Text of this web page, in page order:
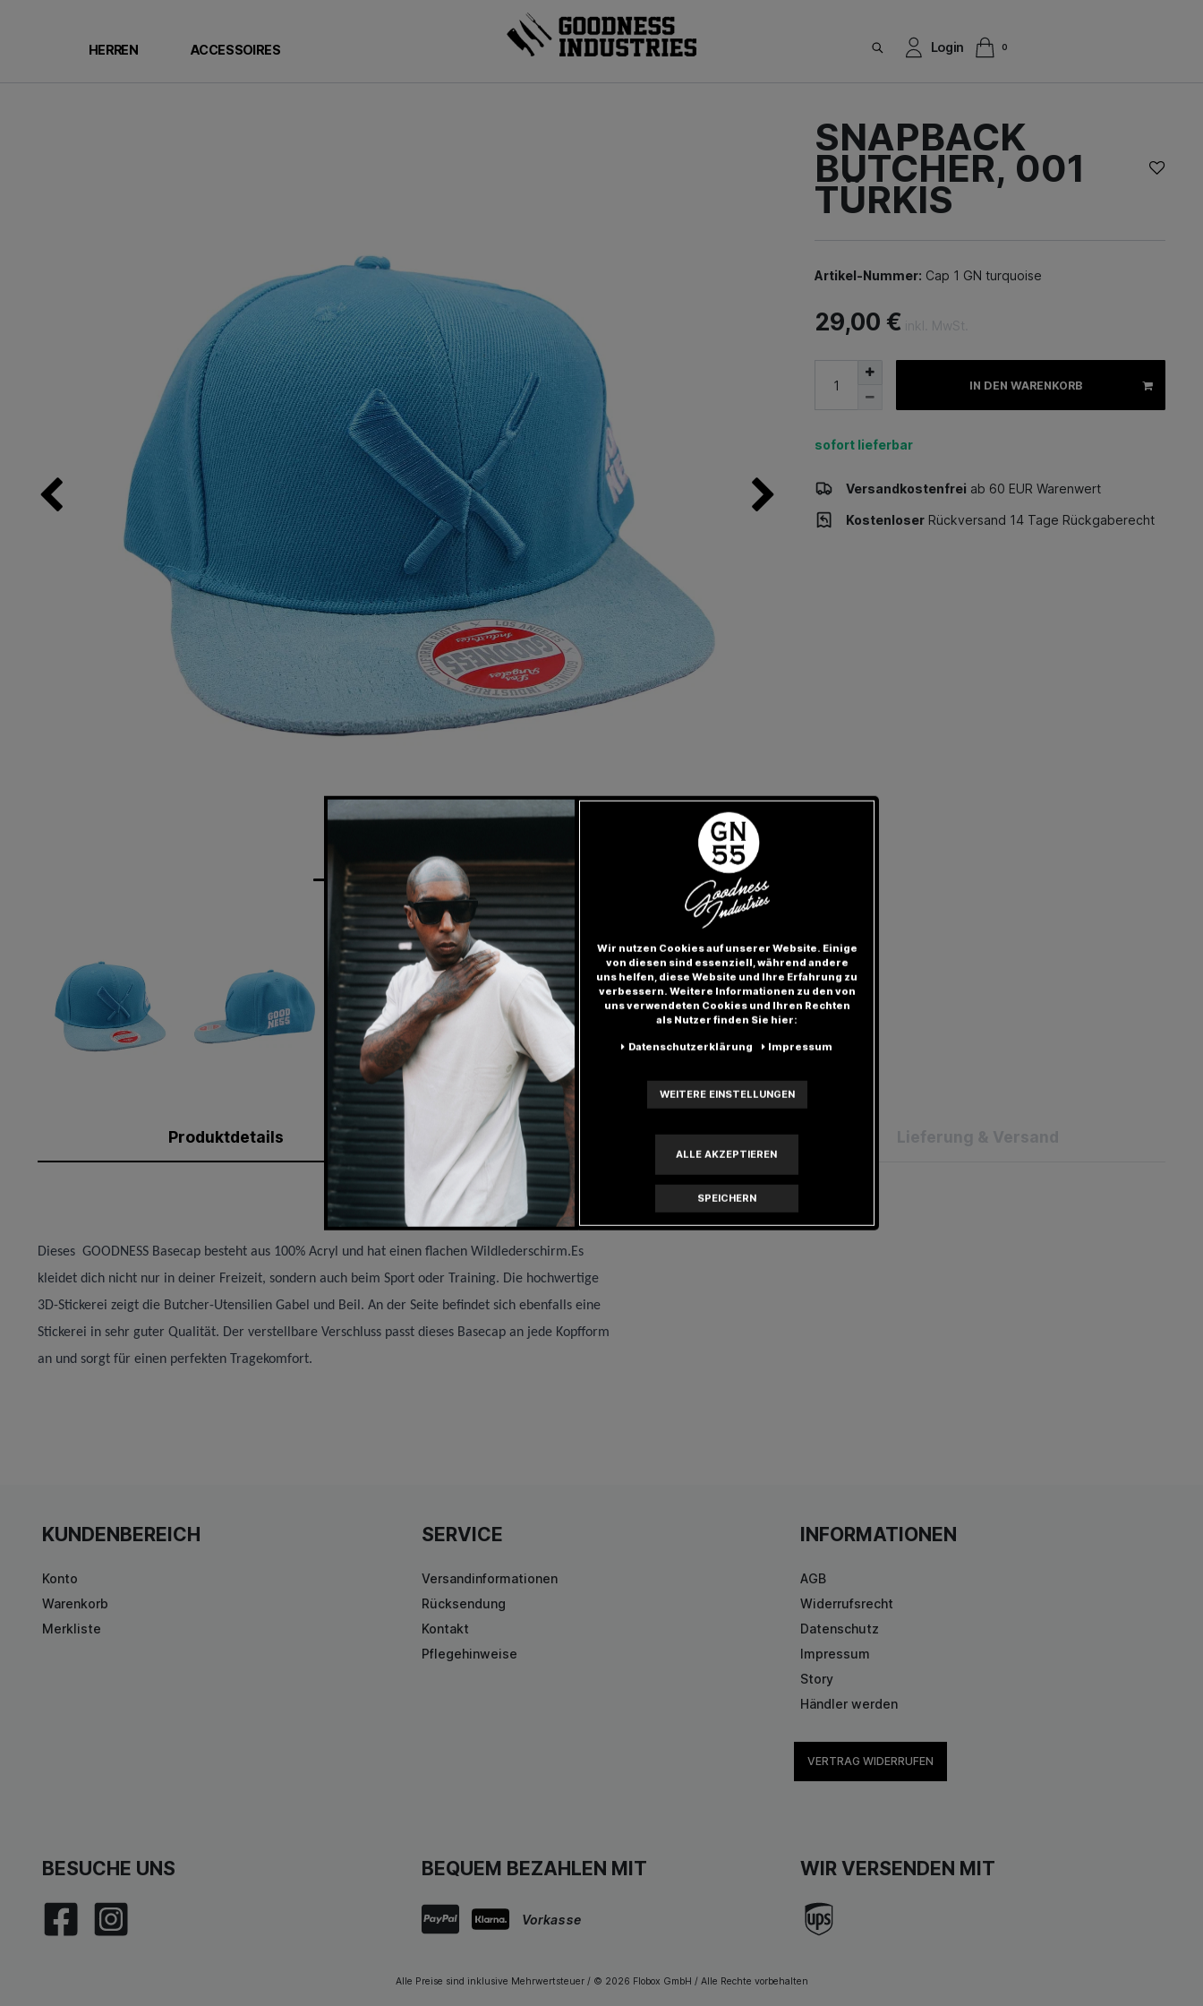
HERREN ACCESSOIRES Login 0
SNAPBACK
BUTCHER, 001
TÜRKIS
Artikel-Nummer: Cap 1 GN turquoise
29,00 €
IN DEN WARENKORB
sofort lieferbar
Versandkostenfrei ab 60 EUR Warenwert
Kostenloser Rückversand 14 Tage Rückgaberecht
Produktdetails Besonderheiten
Dieses GOODNESS Basecap besteht aus 100% Acryl und hat einen flachen Wildlederschirm.Es
kleidet dich nicht nur in deiner Freizeit, sondern auch beim Sport oder Training. Die hochwertige
3D-Stickerei zeigt die Butcher-Utensilien Gabel und Beil. An der Seite befindet sich ebenfalls eine
Stickerei in sehr guter Qualität. Der verstellbare Verschluss passt dieses Basecap an jede Kopfform
an und sorgt für einen perfekten Tragekomfort.
KUNDENBEREICH
Konto
Warenkorb
Merkliste
SERVICE
Versandinformationen
Rücksendung
Kontakt
Pflegehinweise
INFORMATIONEN
AGB
Widerrufsrecht
Datenschutz
Impressum
Story
Händler werden
VERTRAG WIDERRUFEN
BESUCHE UNS BEQUEM BEZAHLEN MIT
Vorkasse
WIR VERSENDEN MIT
Alle Preise sind inklusive Mehrwertsteuer / © 2026 Flobox GmbH / Alle Rechte vorbehalten
Wir nutzen Cookies auf unserer Website. Einige
von diesen sind essenziell, während andere
uns helfen, diese Website und Ihre Erfahrung zu
verbessern. Weitere Informationen zu den von
uns verwendeten Cookies und Ihren Rechten
als Nutzer finden Sie hier:
Daten­schutz­erklärung Impressum
WEITERE EINSTELLUNGEN
ALLE AKZEPTIEREN
SPEICHERN